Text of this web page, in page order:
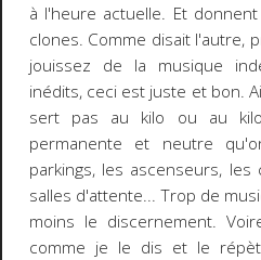
à l'heure actuelle. Et
clones. Comme disait l'autre,
jouissez de la musique
inédits, ceci est juste et bon.
sert pas au kilo ou au
permanente et neutre
parkings, les ascenseurs,
salles d'attente... Trop de
moins le discernement.
comme je le dis et le